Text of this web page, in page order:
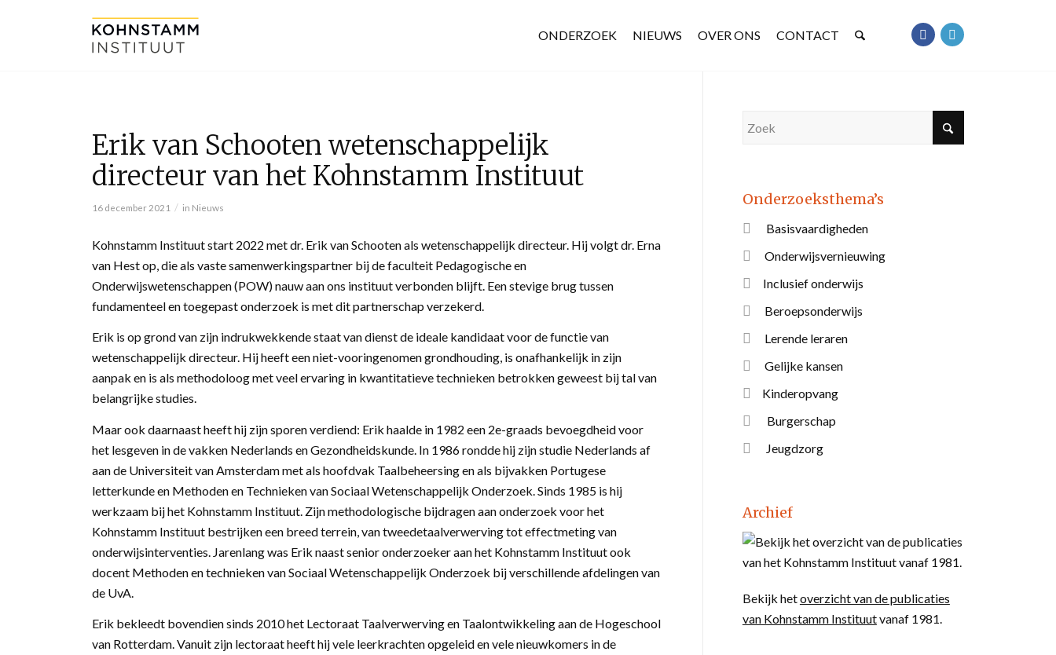
ONDERZOEK NIEUWS OVER ONS CONTACT
Erik van Schooten wetenschappelijk
directeur van het Kohnstamm Instituut
16 december 2021 / in Nieuws
Kohnstamm Instituut start 2022 met dr. Erik van Schooten als wetenschappelijk directeur. Hij volgt dr. Erna
van Hest op, die als vaste samenwerkingspartner bij de faculteit Pedagogische en
Onderwijswetenschappen (POW) nauw aan ons instituut verbonden blijft. Een stevige brug tussen
fundamenteel en toegepast onderzoek is met dit partnerschap verzekerd.
Erik is op grond van zijn indrukwekkende staat van dienst de ideale kandidaat voor de functie van
wetenschappelijk directeur. Hij heeft een niet-vooringenomen grondhouding, is onafhankelijk in zijn
aanpak en is als methodoloog met veel ervaring in kwantitatieve technieken betrokken geweest bij tal van
belangrijke studies.
Maar ook daarnaast heeft hij zijn sporen verdiend: Erik haalde in 1982 een 2e-graads bevoegdheid voor
het lesgeven in de vakken Nederlands en Gezondheidskunde. In 1986 rondde hij zijn studie Nederlands af
aan de Universiteit van Amsterdam met als hoofdvak Taalbeheersing en als bijvakken Portugese
letterkunde en Methoden en Technieken van Sociaal Wetenschappelijk Onderzoek. Sinds 1985 is hij
werkzaam bij het Kohnstamm Instituut. Zijn methodologische bijdragen aan onderzoek voor het
Kohnstamm Instituut bestrijken een breed terrein, van tweedetaalverwerving tot effectmeting van
onderwijsinterventies. Jarenlang was Erik naast senior onderzoeker aan het Kohnstamm Instituut ook
docent Methoden en technieken van Sociaal Wetenschappelijk Onderzoek bij verschillende afdelingen van
de UvA.
Erik bekleedt bovendien sinds 2010 het Lectoraat Taalverwerving en Taalontwikkeling aan de Hogeschool
van Rotterdam. Vanuit zijn lectoraat heeft hij vele leerkrachten opgeleid en vele nieuwkomers in de
Onderzoeksthema’s
Basisvaardigheden
Onderwijsvernieuwing
Inclusief onderwijs
Beroepsonderwijs
Lerende leraren
Gelijke kansen
Kinderopvang
Burgerschap
Jeugdzorg
Archief
Bekijk hetoverzicht van de publicaties
van Kohnstamm Instituutvanaf 1981.